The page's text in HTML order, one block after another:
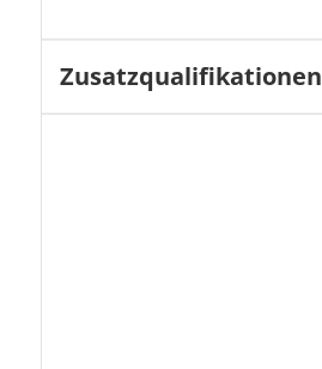
Zusatzqualifikationen